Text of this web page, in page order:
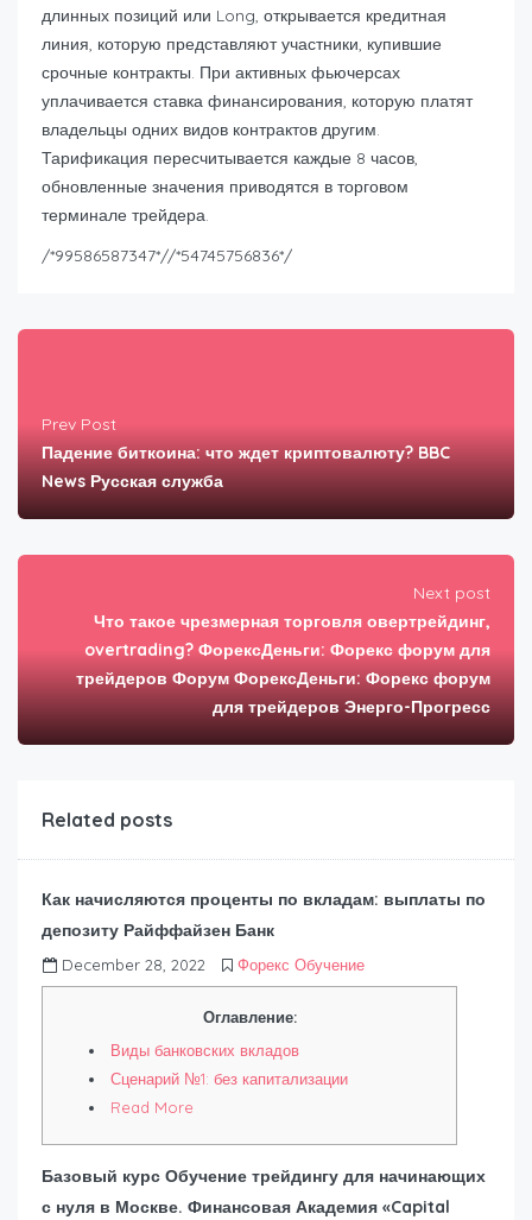
длинных позиций или Long, открывается кредитная
линия, которую представляют участники, купившие
срочные контракты. При активных фьючерсах
уплачивается ставка финансирования, которую платят
владельцы одних видов контрактов другим.
Тарификация пересчитывается каждые 8 часов,
обновленные значения приводятся в торговом
терминале трейдера.
/*99586587347*//*54745756836*/
Prev Post
Падение биткоина: что ждет криптовалюту? BBC
News Русская служба
Next post
Что такое чрезмерная торговля овертрейдинг,
overtrading? ФорексДеньги: Форекс форум для
трейдеров Форум ФорексДеньги: Форекс форум
для трейдеров Энерго-Прогресс
Related posts
Как начисляются проценты по вкладам: выплаты по
депозиту Райффайзен Банк
December 28, 2022 Форекс Обучение
Оглавление:
Виды банковских вкладов
Сценарий №1: без капитализации
Read More
Базовый курс Обучение трейдингу для начинающих
с нуля в Москве. Финансовая Академия «Capital